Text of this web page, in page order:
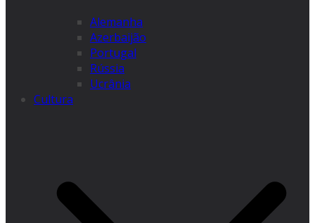
Alemanha
Azerbaijão
Portugal
Rússia
Ucrânia
Cultura